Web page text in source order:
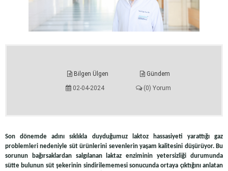
Bilgen Ülgen
Gündem
02-04-2024
(0) Yorum
Son dönemde adını sıklıkla duyduğumuz laktoz hassasiyeti yarattığı gaz
problemleri nedeniyle süt ürünlerini sevenlerin yaşam kalitesini düşürüyor. Bu
sorunun bağırsaklardan salgılanan laktaz enziminin yetersizliği durumunda
sütte bulunun süt şekerinin sindirilememesi sonucunda ortaya çıktığını anlatan